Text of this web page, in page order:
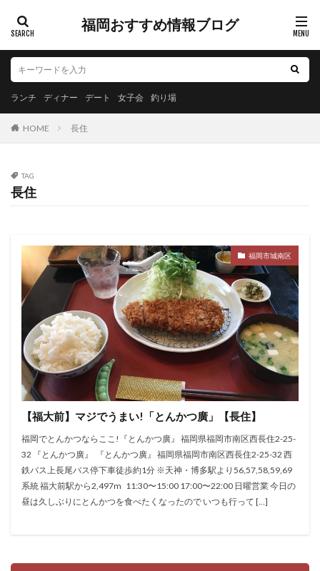
福岡おすすめ情報ブログ
ランチ ディナー デート 女子会 釣り場
HOME 長住
TAG
長住
福岡市城南区
【福大前】マジでうまい!「とんかつ廣」【長住】
福岡でとんかつならここ!『とんかつ廣』 福岡県福岡市南区西長住2-25-
32 『とんかつ廣』 『とんかつ廣』 福岡県福岡市南区西長住2-25-32 西
鉄バス上長尾バス停下車徒歩約1分 ※天神・博多駅より56,57,58,59,69
系統 福大前駅から2,497m 11:30〜15:00 17:00〜22:00 日曜営業 今日の
昼は久しぶりにとんかつを食べたくなったので いつも行って […]